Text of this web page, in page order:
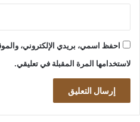
احفظ اسمي، بريدي الإلكتروني،
لاستخدامها المرة المقبلة في تعليقي.